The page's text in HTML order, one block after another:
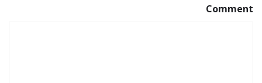
Comment